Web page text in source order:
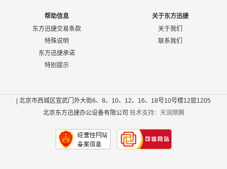
帮助信息
东方迅捷交易条款
特殊说明
东方迅捷承诺
特别提示
关于东方迅捷
关于我们
联系我们
| 北京市西城区宣武门外大街6、8、10、12、16、18号10号楼12层1205
北京东方迅捷办公设备有限公司 技术支持：天润顺腾